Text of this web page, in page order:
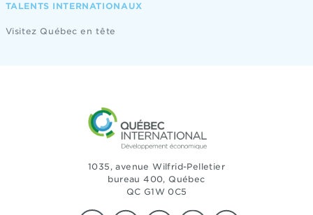
TALENTS INTERNATIONAUX
Visitez Québec en tête
1035, avenue Wilfrid-Pelletier
bureau 400, Québec
QC G1W 0C5